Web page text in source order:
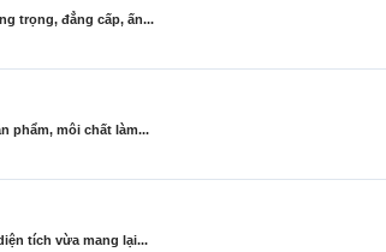
trọng, đẳng cấp, ấn...
phẩm, môi chất làm...
tích vừa mang lại...